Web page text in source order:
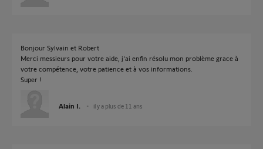
Bonjour Sylvain et Robert
Merci messieurs pour votre aide, j'ai enfin résolu mon problème grace à
votre compétence, votre patience et à vos informations.
Super !
Alain I. il y a plus de 11 ans